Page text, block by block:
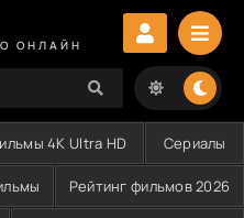
ОНЛАЙН
4K Ultra HD Сериалы
Рейтинг фильмов 2026